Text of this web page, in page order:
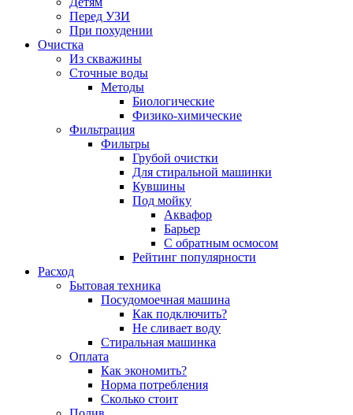
Перед УЗИ
При похудении
Очистка
Из скважины
Сточные воды
Методы
Биологические
Физико-химические
Фильтрация
Фильтры
Грубой очистки
Для стиральной машинки
Кувшины
Под мойку
Аквафор
Барьер
С обратным осмосом
Рейтинг популярности
Расход
Бытовая техника
Посудомоечная машина
Как подключить?
Не сливает воду
Стиральная машинка
Оплата
Как экономить?
Норма потребления
Сколько стоит